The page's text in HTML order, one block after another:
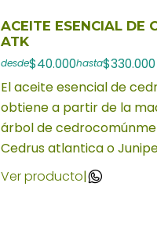
ACEITE ESENCIAL DE
ATK
desde$40.000hasta$330.000
El aceite esencial de
obtiene a partir de la
árbol de
Cedrus atlantica o
Ver producto|